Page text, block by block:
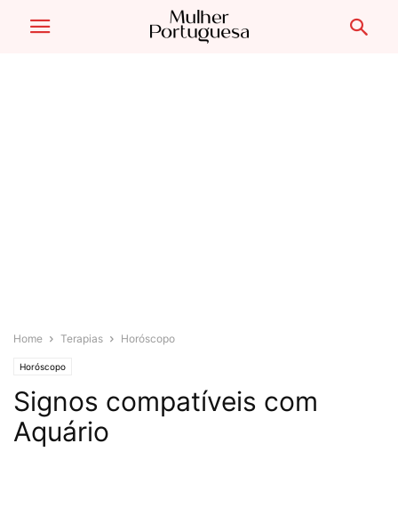
Home Terapias Horóscopo
Horóscopo
Signos compatíveis com
Aquário